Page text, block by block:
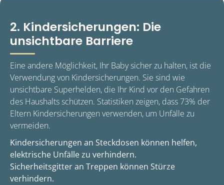
2. Kindersicherungen: Die
unsichtbare Barriere
Eine andere Möglichkeit, Ihr Baby sicher zu halten, ist die
Verwendung von Kindersicherungen. Sie sind wie
unsichtbare Superhelden, die Ihr Kind vor den Gefahren
des Haushalts schützen. Statistiken zeigen, dass 73% der
Eltern Kindersicherungen verwenden, um Unfälle zu
vermeiden.
Kindersicherungen an Steckdosen können helfen,
elektrische Unfälle zu verhindern.
Sicherheitsgitter an Treppen können Stürze
verhindern.